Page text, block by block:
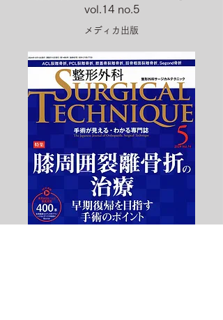
vol.14 no.5
メディカ出版